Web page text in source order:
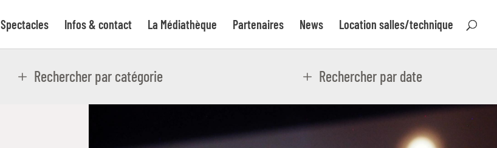
Spectacles Infos & contact La Médiathèque Partenaires News Location salles/technique
Rechercher par catégorie Rechercher par date